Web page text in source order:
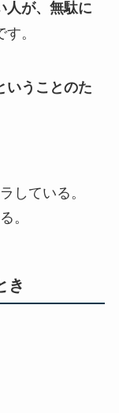
人が、無駄に
す。
いうことのた
している。
。
き